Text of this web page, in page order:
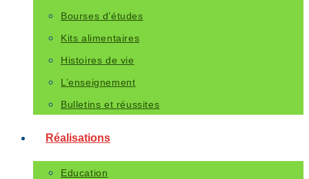
Bourses d’études
Kits alimentaires
Histoires de vie
L’enseignement
Bulletins et réussites
Réalisations
Education